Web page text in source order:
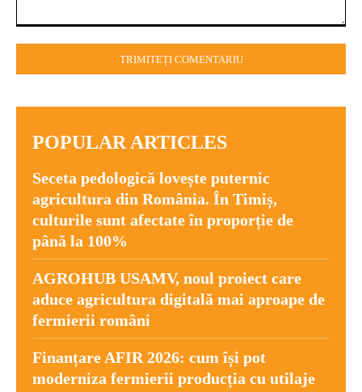
POPULAR ARTICLES
Seceta pedologică lovește puternic
agricultura din România. În Timiș,
culturile sunt afectate în proporție de
până la 100%
AGROHUB USAMV, noul proiect care
aduce agricultura digitală mai aproape de
fermierii români
Finanțare AFIR 2026: cum își pot
moderniza fermierii producția cu utilaje